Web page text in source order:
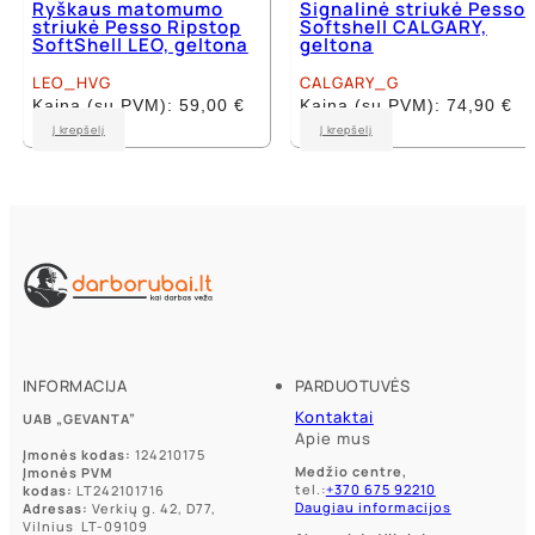
Ryškaus matomumo
striukė Pesso Ripstop
SoftShell LEO, geltona
LEO_HVG
Kaina (su PVM): 59,00 €
Į krepšelį
product
may
be
product
Signalinė striukė Pesso
Softshell CALGARY,
geltona
CALGARY_G
Kaina (su PVM): 74,90 €
Į krepšelį
product
product
INFORMACIJA
UAB „GEVANTA”
Įmonės kodas: 124210175
Įmonės PVM
kodas: LT242101716
Adresas: Verkių g. 42, D77,
Vilnius LT-09109
PARDUOTUVĖS
Kontaktai
Apie mus
Medžio centre,
tel.:+370 675 92210
Daugiau informacijos